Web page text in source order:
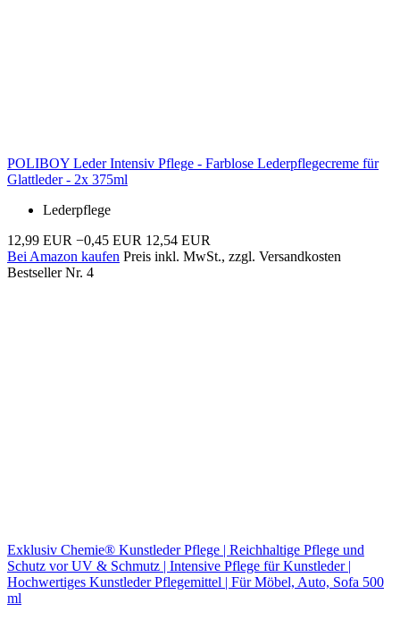
POLIBOY Leder Intensiv Pflege - Farblose Lederpflegecreme für
Glattleder - 2x 375ml
Lederpflege
12,99 EUR −0,45 EUR 12,54 EUR
Bei Amazon kaufen Preis inkl. MwSt., zzgl. Versandkosten
Bestseller Nr. 4
Exklusiv Chemie® Kunstleder Pflege | Reichhaltige Pflege und
Schutz vor UV & Schmutz | Intensive Pflege für Kunstleder |
Hochwertiges Kunstleder Pflegemittel | Für Möbel, Auto, Sofa 500
ml